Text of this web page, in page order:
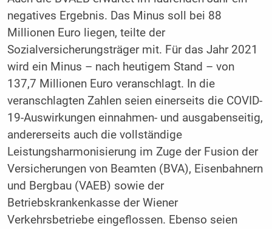
negatives Ergebnis. Das Minus soll bei 88
Millionen Euro liegen, teilte der
Sozialversicherungsträger mit. Für das Jahr 2021
wird ein Minus – nach heutigem Stand – von
137,7 Millionen Euro veranschlagt. In die
veranschlagten Zahlen seien einerseits die COVID-
19-Auswirkungen einnahmen- und ausgabenseitig,
andererseits auch die vollständige
Leistungsharmonisierung im Zuge der Fusion der
Versicherungen von Beamten (BVA), Eisenbahnern
und Bergbau (VAEB) sowie der
Betriebskrankenkasse der Wiener
Verkehrsbetriebe eingeflossen. Ebenso seien